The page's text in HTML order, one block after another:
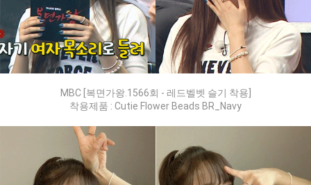
MBC [복면가왕.1566회 - 레드벨벳 슬기 착용]
착용제품 : Cutie Flower Beads BR_Navy